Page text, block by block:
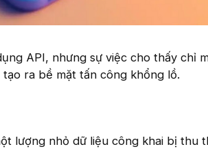
API, nhưng sự việc cho thấy chỉ
ra bề mặt tấn công khổng lồ.
lượng nhỏ dữ liệu công khai bị thu